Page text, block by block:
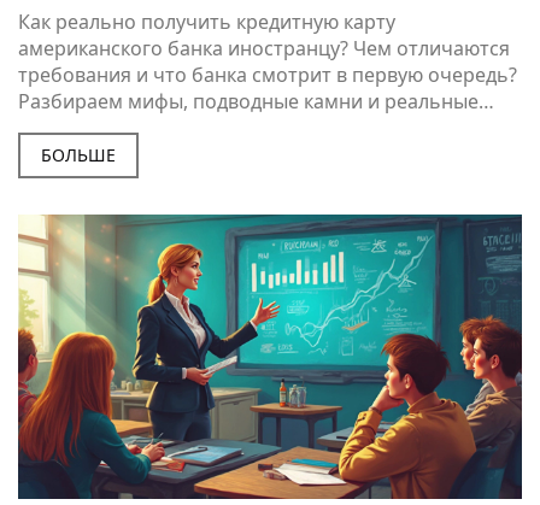
Как реально получить кредитную карту
американского банка иностранцу? Чем отличаются
требования и что банка смотрит в первую очередь?
Разбираем мифы, подводные камни и реальные
лайфхаки, которые сильно облегчают шансы на
одобрение. Расскажем, кто точно получит отказ, а
для кого двери банков США открыты уже на старте.
БОЛЬШЕ